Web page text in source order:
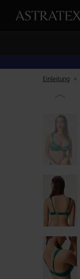
Einleitung